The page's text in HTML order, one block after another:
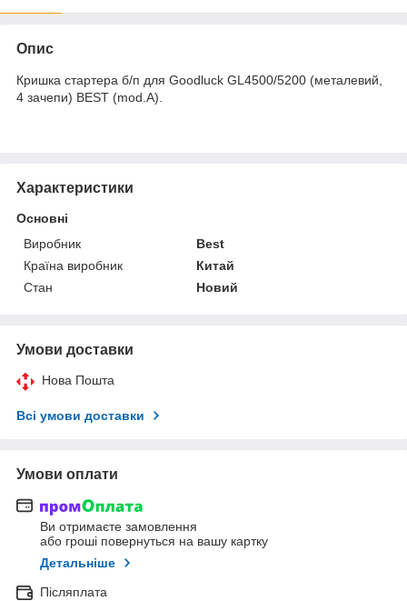
Опис
Кришка стартера б/п для Goodluck GL4500/5200 (металевий,
4 зачепи) BEST (mod.A).
Характеристики
Основні
Виробник
Best
Країна виробник
Китай
Стан
Новий
Умови доставки
Нова Пошта
Всі умови доставки
Умови оплати
Ви отримаєте замовлення
або гроші повернуться на вашу картку
Детальніше
Післяплата